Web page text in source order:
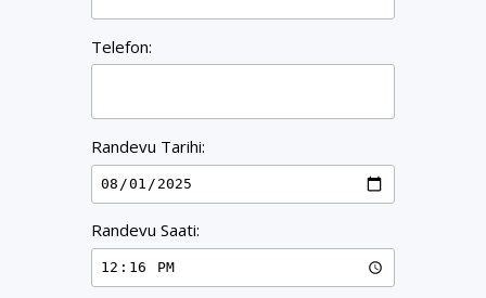
Telefon:
Randevu Tarihi:
Randevu Saati: